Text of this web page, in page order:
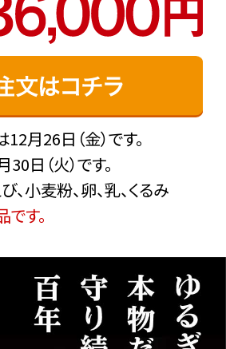
月26日（金）です。
日（火）です。
、小麦粉、卵、乳、くるみ
です。